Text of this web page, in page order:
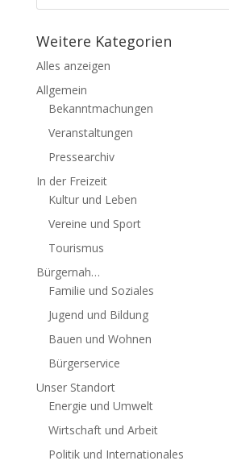
Weitere Kategorien
Alles anzeigen
Allgemein
Bekanntmachungen
Veranstaltungen
Pressearchiv
In der Freizeit
Kultur und Leben
Vereine und Sport
Tourismus
Bürgernah…
Familie und Soziales
Jugend und Bildung
Bauen und Wohnen
Bürgerservice
Unser Standort
Energie und Umwelt
Wirtschaft und Arbeit
Politik und Internationales